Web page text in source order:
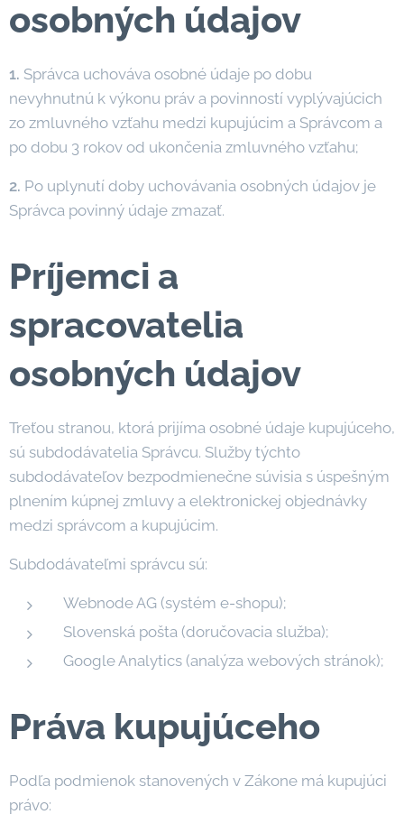
osobných údajov
1. Správca uchováva osobné údaje po dobu
nevyhnutnú k výkonu práv a povinností vyplývajúcich
zo zmluvného vzťahu medzi kupujúcim a Správcom a
po dobu 3 rokov od ukončenia zmluvného vzťahu;
2. Po uplynutí doby uchovávania osobných údajov je
Správca povinný údaje zmazať.
Príjemci a
spracovatelia
osobných údajov
Treťou stranou, ktorá prijíma osobné údaje kupujúceho,
sú subdodávatelia Správcu. Služby týchto
subdodávateľov bezpodmienečne súvisia s úspešným
plnením kúpnej zmluvy a elektronickej objednávky
medzi správcom a kupujúcim.
Subdodávateľmi správcu sú:
Webnode AG (systém e-shopu);
Slovenská pošta (doručovacia služba);
Google Analytics (analýza webových stránok);
Práva kupujúceho
Podľa podmienok stanovených v Zákone má kupujúci
právo: